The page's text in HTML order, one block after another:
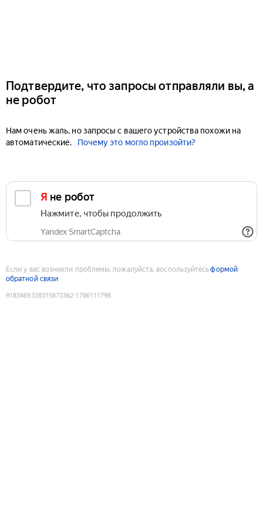
Подтвердите, что запросы отправляли вы, а
не робот
Нам очень жаль, но запросы с вашего устройства похожи на
автоматические.
Почему это могло произойти?
Я не робот
Нажмите, чтобы продолжить
Yandex SmartCaptcha
Если у вас возникли проблемы, пожалуйста, воспользуйтесьформой
обратной связи
9183469338315873362:1786111798